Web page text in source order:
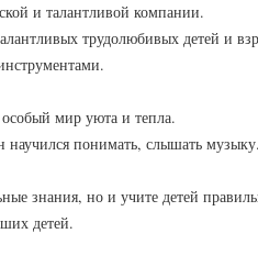
и талантливой компании.
трудолюбивых детей и
мир уюта и тепла.
понимать, слышать
знания, но и учите детей
детей.